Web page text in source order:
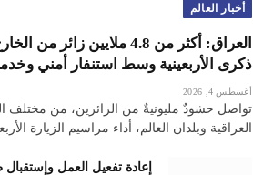
أخبار العالم
العراق: أكثر من 4.8 ملايين زائر
ذكرى الأربعينية وسط استنفار أمني
أغسطس 4, 2026
تواصل حشودٌ مليونيةٌ من الزائرين، من مختلف
العراقية وبلدان العالم، أداء مراسيم الزيارة
إعادة تفعيل العمل وإستقبال